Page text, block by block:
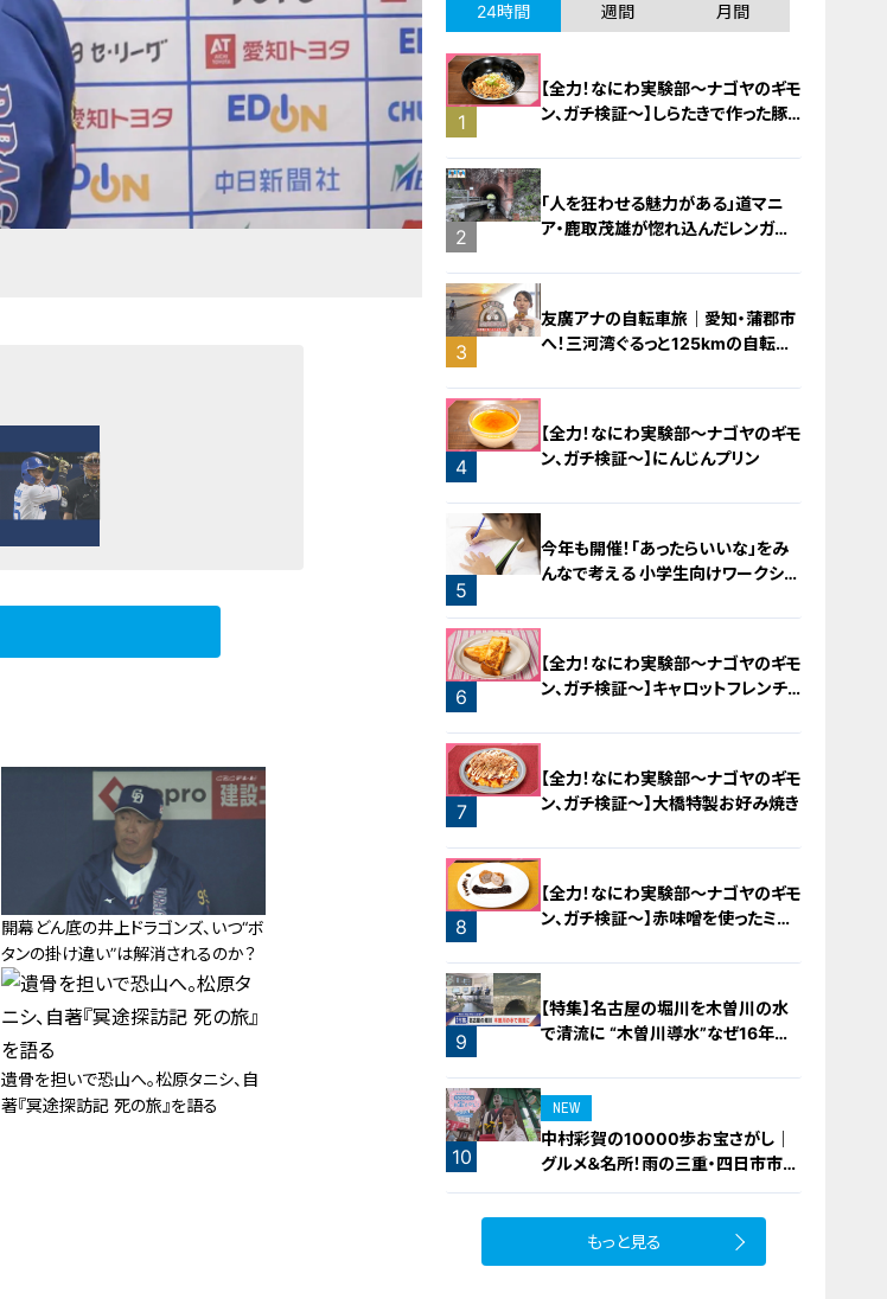
開幕どん底の井上ドラゴンズ、いつ“ボ
タンの掛け違い”は解消されるのか？
遺骨を担いで恐山へ。松原タニシ、自
著『冥途探訪記 死の旅』を語る
24時間 週間 月間
1
【全力！なにわ実験部～ナゴヤのギモ
ン、ガチ検証～】しらたきで作った豚
2
「人を狂わせる魅力がある」道マニ
ア・鹿取茂雄が惚れ込んだレンガの
3
友廣アナの自転車旅｜愛知・蒲郡市
へ！三河湾ぐるっと125kmの自転車
4
【全力！なにわ実験部～ナゴヤのギモ
ン、ガチ検証～】にんじんプリン
5
今年も開催！「あったらいいな」をみ
んなで考える 小学生向けワークショ
6
【全力！なにわ実験部～ナゴヤのギモ
ン、ガチ検証～】キャロットフレンチ
7
【全力！なにわ実験部～ナゴヤのギモ
ン、ガチ検証～】大橋特製お好み焼き
8
【全力！なにわ実験部～ナゴヤのギモ
ン、ガチ検証～】赤味噌を使ったミル
9
【特集】名古屋の堀川を木曽川の水
で清流に “木曽川導水”なぜ16年ぶ
10
NEW
中村彩賀の10000歩お宝さがし｜
グルメ＆名所！雨の三重・四日市市で
お宝探し【チャント！特集】
もっと見る